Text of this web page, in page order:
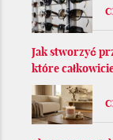
Jak stworzyć
które